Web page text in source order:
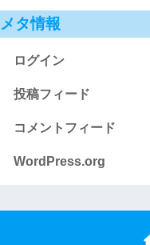
メタ情報
ログイン
投稿フィード
コメントフィード
WordPress.org